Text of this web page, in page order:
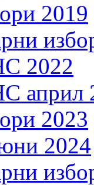
2019
2022
април
2023
2024